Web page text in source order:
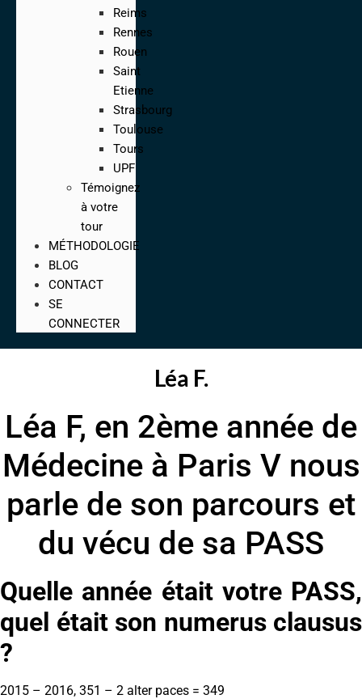
Reims
Rennes
Rouen
Saint
Etienne
Strasbourg
Toulouse
Tours
UPF
Témoignez
à votre
tour
MÉTHODOLOGIE
BLOG
CONTACT
SE
CONNECTER
Léa F.
Léa F, en 2ème année de
Médecine à Paris V nous
parle de son parcours et
du vécu de sa PASS
Quelle année était votre PASS,
quel était son numerus clausus
?
2015 – 2016, 351 – 2 alter paces = 349